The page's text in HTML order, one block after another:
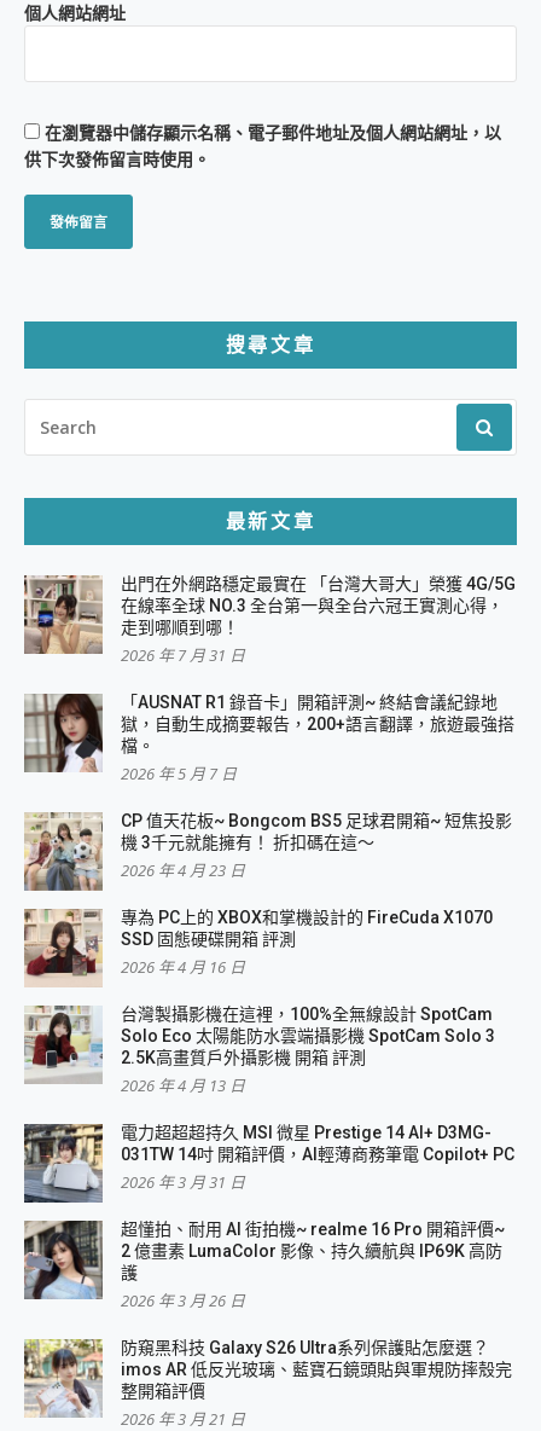
個人網站網址
在瀏覽器中儲存顯示名稱、電子郵件地址及個人網站網址，以
供下次發佈留言時使用。
搜尋文章
FOR:
最新文章
出門在外網路穩定最實在 「台灣大哥大」榮獲 4G/5G
在線率全球 NO.3 全台第一與全台六冠王實測心得，
走到哪順到哪！
2026 年 7 月 31 日
「AUSNAT R1 錄音卡」開箱評測~ 終結會議紀錄地
獄，自動生成摘要報告，200+語言翻譯，旅遊最強搭
檔。
2026 年 5 月 7 日
CP 值天花板~ Bongcom BS5 足球君開箱~ 短焦投影
機 3千元就能擁有！ 折扣碼在這～
2026 年 4 月 23 日
專為 PC上的 XBOX和掌機設計的 FireCuda X1070
SSD 固態硬碟開箱 評測
2026 年 4 月 16 日
台灣製攝影機在這裡，100%全無線設計 SpotCam
Solo Eco 太陽能防水雲端攝影機 SpotCam Solo 3
2.5K高畫質戶外攝影機 開箱 評測
2026 年 4 月 13 日
電力超超超持久 MSI 微星 Prestige 14 AI+ D3MG-
031TW 14吋 開箱評價，AI輕薄商務筆電 Copilot+ PC
2026 年 3 月 31 日
超懂拍、耐用 AI 街拍機~ realme 16 Pro 開箱評價~
2 億畫素 LumaColor 影像、持久續航與 IP69K 高防
護
2026 年 3 月 26 日
防窺黑科技 Galaxy S26 Ultra系列保護貼怎麼選？
imos AR 低反光玻璃、藍寶石鏡頭貼與軍規防摔殼完
整開箱評價
2026 年 3 月 21 日